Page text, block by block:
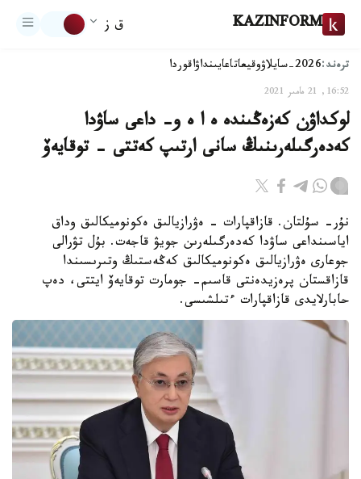
KAZINFORM ق ز
ترەند:2026-سايلاۋ وقيعاتاعايىنداۋاقوردا
16:52, 21 مامىر 2021
لوكداۋن كەزەڭىندە ە ا ە و- داعى ساۋدا
كەدەرگىلەرىنىڭ سانى ارتىپ كەتتى – توقايەۆ
نۇر- سۇلتان. قازاقپارات - ەۋرازيالىق ەكونوميكالىق وداق
اياسىنداعى ساۋدا كەدەرگىلەرىن جويۋ قاجەت. بۇل تۋرالى
جوعارى ەۋرازيالىق ەكونوميكالىق كەڭەستىڭ وتىرىسىندا
قازاقستان پرەزيدەنتى قاسىم- جومارت توقايەۆ ايتتى، دەپ
حابارلايدى قازاقپارات ءتىلشىسى.